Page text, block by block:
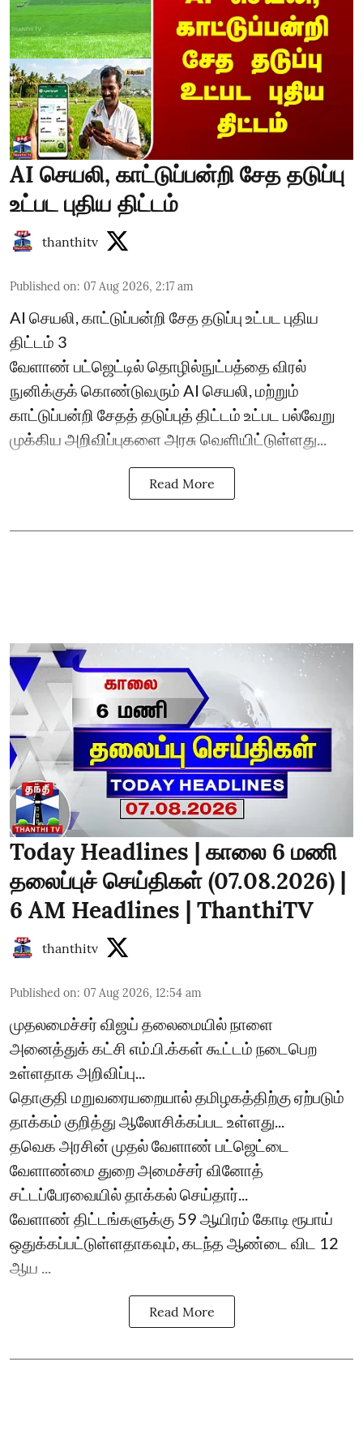
AI செயலி, காட்டுப்பன்றி சேத தடுப்பு
உட்பட புதிய திட்டம்
thanthitv
Published on: 07 Aug 2026, 2:17 am
AI செயலி, காட்டுப்பன்றி சேத தடுப்பு உட்பட புதிய
திட்டம் 3
வேளாண் பட்ஜெட்டில் தொழில்நுட்பத்தை விரல்
நுனிக்குக் கொண்டுவரும் AI செயலி, மற்றும்
காட்டுப்பன்றி சேதத் தடுப்புத் திட்டம் உட்பட பல்வேறு
முக்கிய அறிவிப்புகளை அரசு வெளியிட்டுள்ளது...
Read More
Today Headlines | காலை 6 மணி
தலைப்புச் செய்திகள் (07.08.2026) |
6 AM Headlines | ThanthiTV
thanthitv
Published on: 07 Aug 2026, 12:54 am
முதலமைச்சர் விஜய் தலைமையில் நாளை
அனைத்துக் கட்சி எம்.பி.க்கள் கூட்டம் நடைபெற
உள்ளதாக அறிவிப்பு...
தொகுதி மறுவரையறையால் தமிழகத்திற்கு ஏற்படும்
தாக்கம் குறித்து ஆலோசிக்கப்பட உள்ளது...
தவெக அரசின் முதல் வேளாண் பட்ஜெட்டை
வேளாண்மை துறை அமைச்சர் வினோத்
சட்டப்பேரவையில் தாக்கல் செய்தார்...
வேளாண் திட்டங்களுக்கு 59 ஆயிரம் கோடி ரூபாய்
ஒதுக்கப்பட்டுள்ளதாகவும், கடந்த ஆண்டை விட 12
ஆய ...
Read More